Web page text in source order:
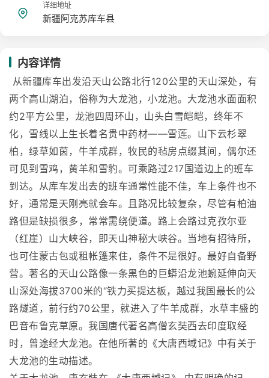
详细地址
新疆阿克苏库车县
内容详情
从新疆库车出发沿天山公路北行120公里的天山深处，有
两个高山湖泊，俗称为大龙池，小龙池。大龙池水面面积
约2平方公里，龙池四周环山，山头白雪皑皑，终年不
化，雪线以上生长着名贵中药材——雪莲。山下云杉翠
柏，绿草如茵，牛羊成群，牧民的毡房点缀其间，偶尔还
可见到雪鸡，黄羊和雪豹。可乘路过217国道边上的班车
到达。从库车发出去的班车通常性能不佳，车上条件也不
好，通常是天刚亮就会车。且路况比较复杂，尽管有柏油
路但是缺损很多，常常需绕便道。路上会路过克孜尔亚
（红崖）山大峡谷，即天山神秘大峡谷。当地有招待所，
也可住蒙古包或租帐篷来住，条件不是很好。最好自备野
营。著名的天山公路像一条黑色的巨蟒沿龙池蜿延伸向天
山深处海拔3700米的“铁力买提达板，越过我国最长的公
路燧道，前行约70公里，就进入了牛羊成群，水草丰盛的
巴音布鲁克草原。我国唐代著名高僧玄奘西去印度取经
时，曾途经大龙池。在他所著的《大唐西域记》中有关于
大龙池的生动描述。